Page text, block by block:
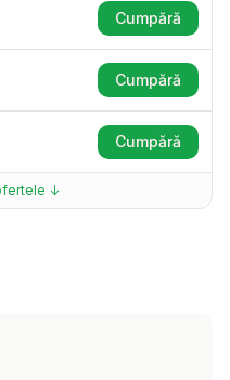
Cumpără
(se
Cumpără
(se
Cumpără
(se
↓